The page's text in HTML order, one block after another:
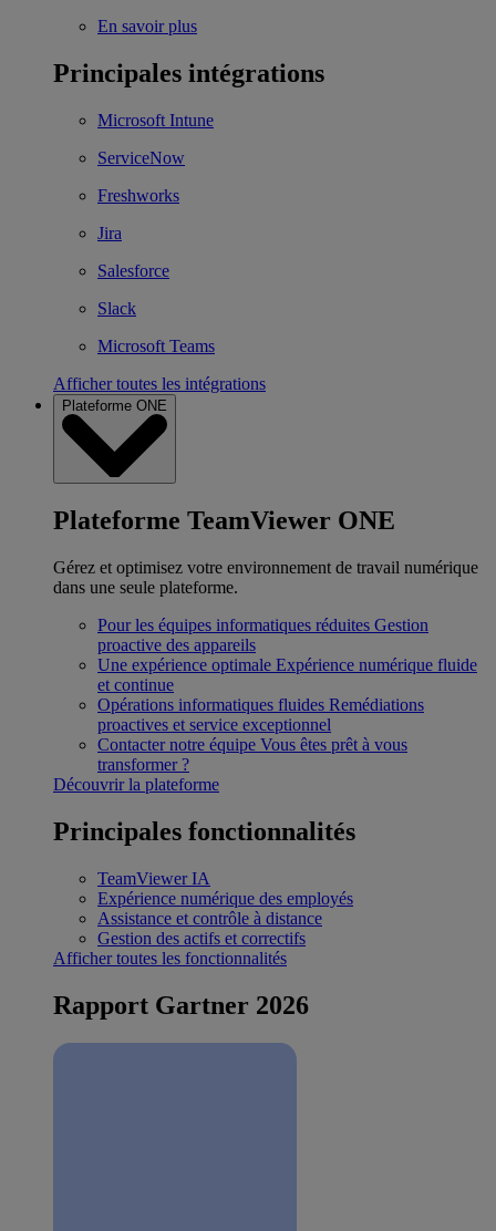
En savoir plus
Principales intégrations
Microsoft Intune
ServiceNow
Freshworks
Jira
Salesforce
Slack
Microsoft Teams
Afficher toutes les intégrations
Plateforme ONE
Plateforme TeamViewer ONE
Gérez et optimisez votre environnement de travail numérique
dans une seule plateforme.
Pour les équipes informatiques réduites Gestion
proactive des appareils
Une expérience optimale Expérience numérique fluide
et continue
Opérations informatiques fluides Remédiations
proactives et service exceptionnel
Contacter notre équipe Vous êtes prêt à vous
transformer ?
Découvrir la plateforme
Principales fonctionnalités
TeamViewer IA
Expérience numérique des employés
Assistance et contrôle à distance
Gestion des actifs et correctifs
Afficher toutes les fonctionnalités
Rapport Gartner 2026